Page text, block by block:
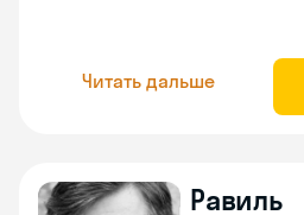
Читать дальше
Равиль